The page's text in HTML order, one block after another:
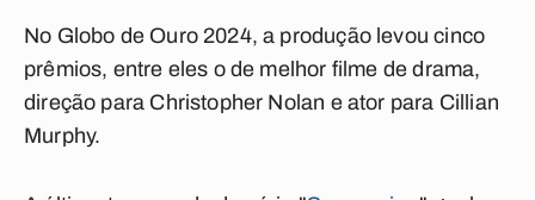
No Globo de Ouro 2024, a produção levou cinco
prêmios, entre eles o de melhor filme de drama,
direção para Christopher Nolan e ator para Cillian
Murphy.